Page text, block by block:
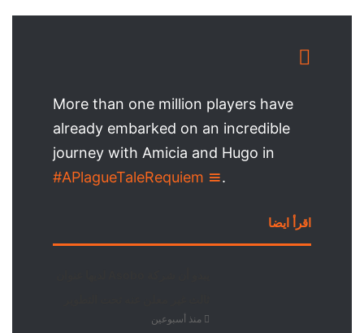
More than one million players have
already embarked on an incredible
journey with Amicia and Hugo in
#APlagueTaleRequiem
.
اقرأ ايضا
منذ أسبوعين